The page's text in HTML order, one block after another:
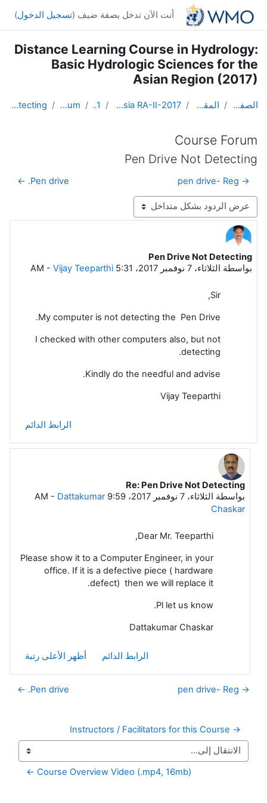
تخطى إلى المحتوى الرئيسي
أنت الآن تدخل بصفة ضيف (تسجيل الدخول)
Distance Learning Course in Hydrology:
Basic Hydrologic Sciences for the
Asian Region (2017)
الصفحة الرئيسية المقررات الدراسية DL Course in Hydrology - Asia RA-II-2017
Topic 1
Course Forum
Pen Drive Not Detecting
Course Forum
Pen Drive Not Detecting
→ pen drive- Reg
Pen drive. ←
نمط العرض
Pen Drive Not Detecting
بواسطة الثلاثاء، 7 نوفمبر 2017، 5:31 AM - Vijay Teeparthi
عدد الردود: 1
Sir,
My computer is not detecting the Pen Drive.
I checked with other computers also, but not
detecting.
Kindly do the needful and advise.
Vijay Teeparthi
الرابط الدائم
رداً على Vijay Teeparthi
Re: Pen Drive Not Detecting
بواسطة الثلاثاء، 7 نوفمبر 2017، 9:59 AM - Dattakumar
Chaskar
Dear Mr. Teeparthi,
Please show it to a Computer Engineer, in your
office. If it is a defective piece ( hardware
defect) then we will replace it.
Pl let us know.
Dattakumar Chaskar
الرابط الدائم أظهر الأعلى رتبة
→ pen drive- Reg
Pen drive. ←
→ Instructors / Facilitators for this Course
Course Overview Video (.mp4, 16mb) ←